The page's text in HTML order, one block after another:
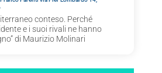
conteso. Perché
e i suoi rivali ne hanno
di Maurizio Molinari